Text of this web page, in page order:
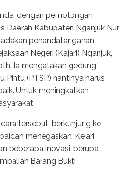
dengan pemotongan
Daerah Kabupaten Nganjuk Nur
penandatanganan
Negeri (Kajari) Nganjuk,
Ia mengatakan gedung
Pintu (PTSP) nantinya harus
Untuk meningkatkan
tersebut, berkunjung ke
menegaskan, Kejari
beberapa inovasi, berupa
Barang Bukti